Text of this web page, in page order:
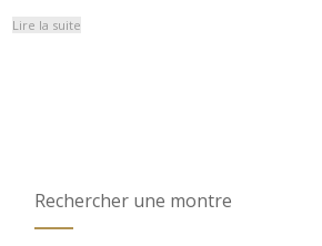
Lire la suite
Rechercher une montre